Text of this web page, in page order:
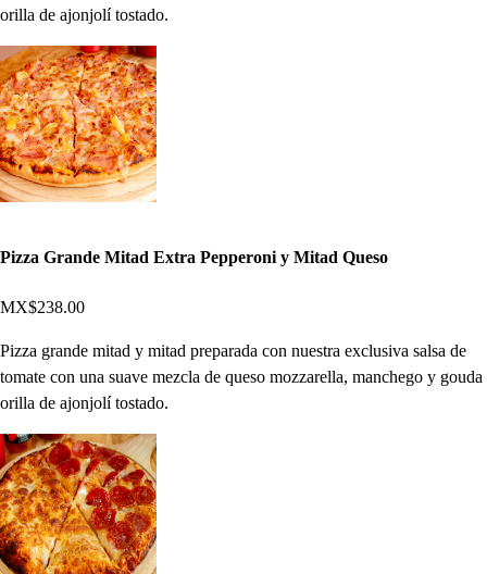
orilla de ajonjolí tostado.
Pizza Grande Mitad Extra Pepperoni y Mitad Queso
MX$238.00
Pizza grande mitad y mitad preparada con nuestra exclusiva salsa de
tomate con una suave mezcla de queso mozzarella, manchego y gouda
orilla de ajonjolí tostado.